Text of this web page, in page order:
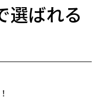
選ばれる